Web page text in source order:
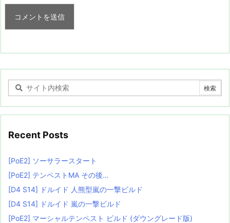
Recent Posts
[PoE2] ソーサラースタート
[PoE2] テンペストMA その後…
[D4 S14] ドルイド 人熊型嵐の一撃ビルド
[D4 S14] ドルイド 嵐の一撃ビルド
[PoE2] マーシャルテンペスト ビルド (ダウングレード版)